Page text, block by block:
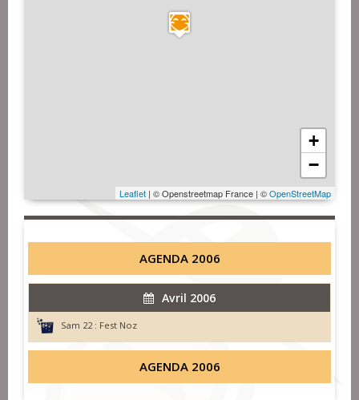
+
−
Leaflet | © Openstreetmap France | ©OpenStreetMap
AGENDA 2006
Avril 2006
Sam 22 : Fest Noz
AGENDA 2006